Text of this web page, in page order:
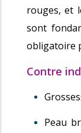
rouges, et
sont
obligatoire
Contre
Peau